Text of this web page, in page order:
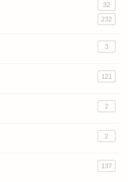
32
232
3
121
2
2
137